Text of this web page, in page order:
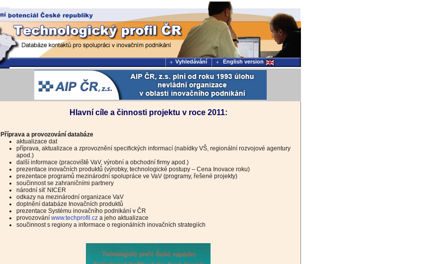
Vyhledávání English version
Hlavní cíle a činnosti projektu v roce 2011:
Příprava a provozování databáze
aktualizace dat
příprava, aktualizace a zprovoznění specifických informací (nabídky VŠ, regionální rozvojové agentury
apod.)
další informace (pracoviště VaV, výrobní a obchodní firmy apod.)
prezentace inovačních produktů (výrobky, technologické postupy – Cena Inovace roku)
prezentace programů mezinárodní spolupráce ve VaV (programy, řešené projekty)
součinnost se zahraničními partnery
národní síť NICER
odkazy na mezinárodní organizace VaV
doplnění databáze Inovačních produktů
prezentace Systému inovačního podnikání v ČR
provozování www.techprofil.cz a jeho aktualizace
součinnost s regiony a informace o regionálních inovačních strategiích